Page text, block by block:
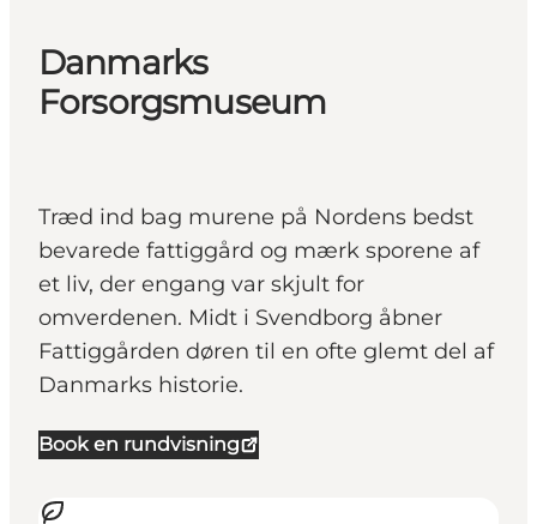
Danmarks
Forsorgsmuseum
Træd ind bag murene på Nordens bedst
bevarede fattiggård og mærk sporene af
et liv, der engang var skjult for
omverdenen. Midt i Svendborg åbner
Fattiggården døren til en ofte glemt del af
Danmarks historie.
Book en rundvisning